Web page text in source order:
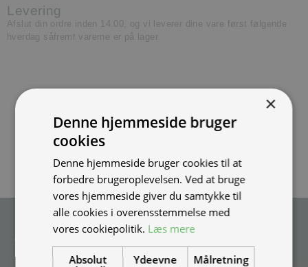
Levering
Afslut din ordre inden 14.00, og vi leverer dine vare først følgende
hverdag såfremt varerne er på lager.
Tilmeld nyhedsmail
events og udstillinger.
×
Denne hjemmeside bruger
cookies
Denne hjemmeside bruger cookies til at
forbedre brugeroplevelsen. Ved at bruge
vores hjemmeside giver du samtykke til
alle cookies i overensstemmelse med
vores cookiepolitik. Læs mere
Absolut
Ydeevne Målretning